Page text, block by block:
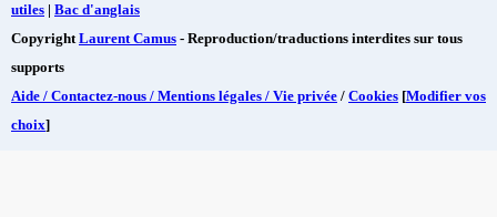
utiles | Bac d'anglais
CopyrightLaurent Camus - Reproduction/traductions interdites sur tous
supports
Aide / Contactez-nous / Mentions légales / Vie privée / Cookies [Modifier vos
choix]